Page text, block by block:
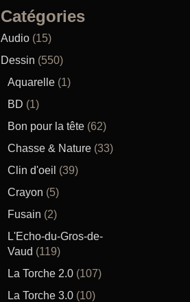
Catégories
Audio (15)
Dessin (550)
Aquarelle (1)
BD (1)
Bon pour la tête (62)
Chasse & Nature (33)
Clin d'oeil (39)
Crayon (5)
Fusain (2)
L'Echo-du-Gros-de-
Vaud (119)
La Torche 2.0 (107)
La Torche 3.0 (10)